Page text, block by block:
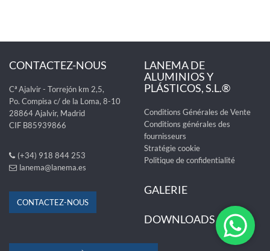
CONTACTEZ-NOUS
Cª Ajalvir - Torrejón km 2,5,
Po. Compisa c/ de la Loma, 8-10
28864 Ajalvir, Madrid
CIF B85939866
(+34) 918 844 253
lanema@lanema.es
CONTACTEZ-NOUS
LANEMA DE
ALUMINIOS Y
PLÁSTICOS, S.L.®
Conditions Générales de Vente
Conditions générales des
fournisseurs
Stratégie cookie
Politique de confidentialité
GALERIE
DOWNLOADS